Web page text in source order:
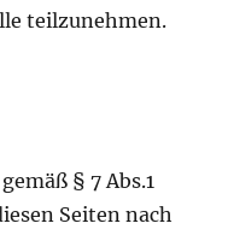
teilzunehmen.
§ 7 Abs.1
Seiten nach